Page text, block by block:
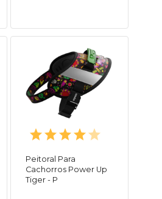
Peitoral Para
Cachorros Power Up
Tiger - P